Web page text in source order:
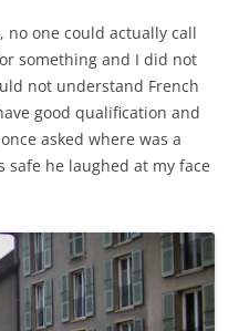
no one could actually call
something and I did not
not understand French
good qualification and
asked where was a
safe he laughed at my face